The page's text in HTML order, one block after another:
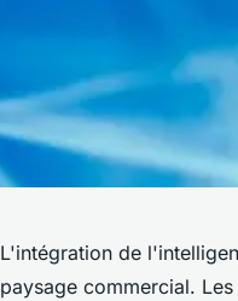
L'intégration de
paysage commercial.